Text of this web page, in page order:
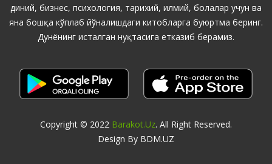
диний, бизнес, психология, тарихий, илмий, болалар учун ва
яна бошқа кўплаб йўналишдаги китобларга буюртма беринг.
Дунёнинг исталган нуқтасига етказиб берамиз.
Copyright © 2022 Barakot.uz. All Right Reserved.
Design By BDM.UZ